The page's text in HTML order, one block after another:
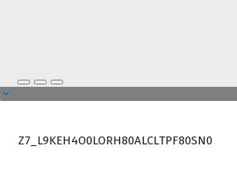
Z7_L9KEH4O0LORH80ALCLTPF80SN0